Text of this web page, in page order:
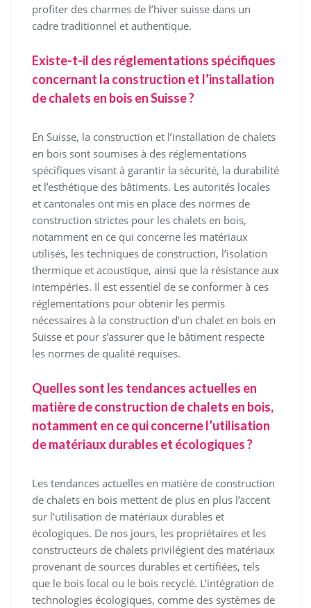
profiter des charmes de l’hiver suisse dans un
cadre traditionnel et authentique.
Existe-t-il des réglementations spécifiques
concernant la construction et l’installation
de chalets en bois en Suisse ?
En Suisse, la construction et l’installation de chalets
en bois sont soumises à des réglementations
spécifiques visant à garantir la sécurité, la durabilité
et l’esthétique des bâtiments. Les autorités locales
et cantonales ont mis en place des normes de
construction strictes pour les chalets en bois,
notamment en ce qui concerne les matériaux
utilisés, les techniques de construction, l’isolation
thermique et acoustique, ainsi que la résistance aux
intempéries. Il est essentiel de se conformer à ces
réglementations pour obtenir les permis
nécessaires à la construction d’un chalet en bois en
Suisse et pour s’assurer que le bâtiment respecte
les normes de qualité requises.
Quelles sont les tendances actuelles en
matière de construction de chalets en bois,
notamment en ce qui concerne l’utilisation
de matériaux durables et écologiques ?
Les tendances actuelles en matière de construction
de chalets en bois mettent de plus en plus l’accent
sur l’utilisation de matériaux durables et
écologiques. De nos jours, les propriétaires et les
constructeurs de chalets privilégient des matériaux
provenant de sources durables et certifiées, tels
que le bois local ou le bois recyclé. L’intégration de
technologies écologiques, comme des systèmes de